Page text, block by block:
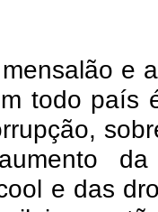
e
todo país
e das